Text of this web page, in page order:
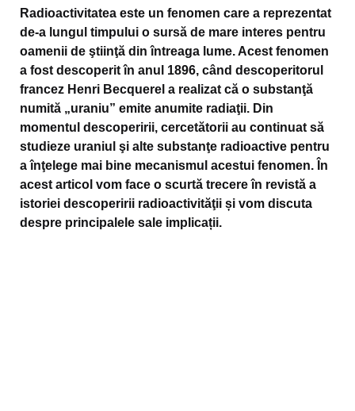
Radioactivitatea este un fenomen care a reprezentat
de-a lungul timpului o sursă de mare interes pentru
oamenii de ştiinţă din întreaga lume. Acest fenomen
a fost descoperit în anul 1896, când descoperitorul
francez Henri Becquerel a realizat că o substanţă
numită „uraniu” emite anumite radiaţii. Din
momentul descoperirii, cercetătorii au continuat să
studieze uraniul şi alte substanţe radioactive pentru
a înţelege mai bine mecanismul acestui fenomen. În
acest articol vom face o scurtă trecere în revistă a
istoriei descoperirii radioactivităţii și vom discuta
despre principalele sale implicații.